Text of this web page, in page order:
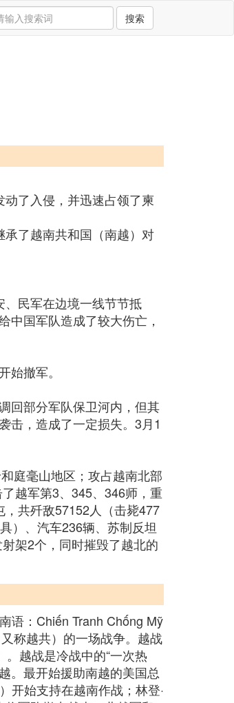
搜索
动了入侵，并迅速占领了柬
承了越南共和国（南越）对
民军在边境一线节节抵
国军队造成了较大伤亡，
撤军。
回部分军队保卫河内，但其
击，造成了一定损失。3月1
庭毫山地区；攻占越南北部
越军第3、345、346师，重
共歼敌57152人（击毙477
）、汽车236辆、苏制反坦
架2个，同时摧毁了越北的
语：Chiến Tranh Chống Mỹ
称越共）的一场战争。越战
越战是冷战中的“一次热
。最开始援助南越的美国总
开始支持在越南作战；林登·